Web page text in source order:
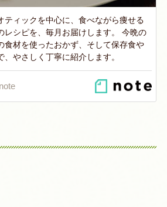
ティックを中心に、食べながら痩せる
レシピを、毎月お届けします。 今晩の
食材を使ったおかず、そして保存食や
やさしく丁寧に紹介します。